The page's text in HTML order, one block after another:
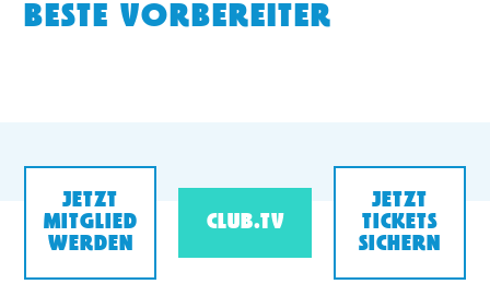
BESTE VORBEREITER
JETZT
MITGLIED
WERDEN
CLUB.TV
JETZT
TICKETS
SICHERN